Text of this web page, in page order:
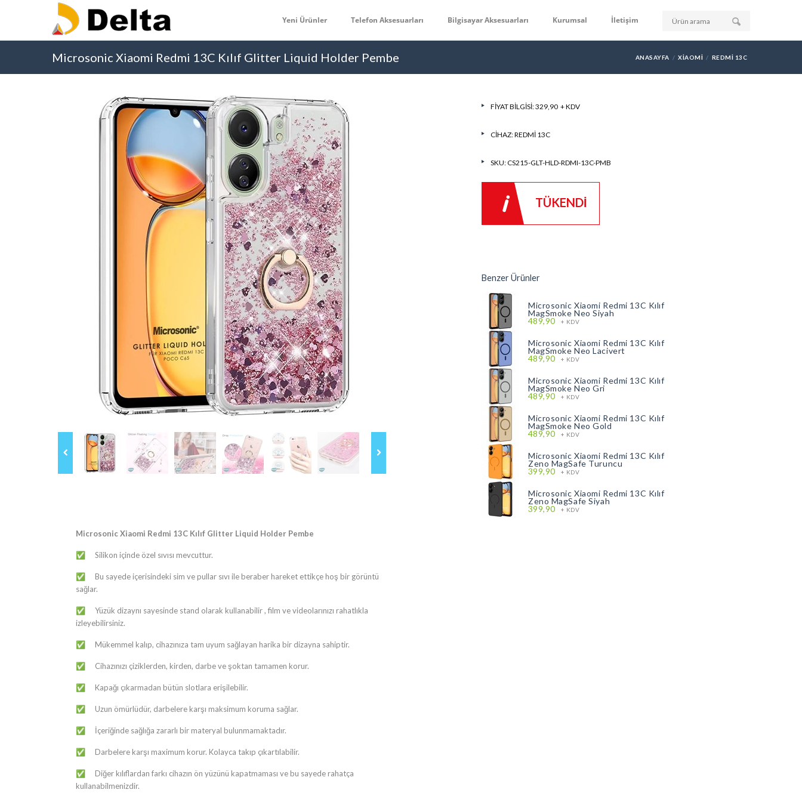
Yeni Ürünler Telefon Aksesuarları Bilgisayar Aksesuarları Kurumsal İletişim
Microsonic Xiaomi Redmi 13C Kılıf Glitter Liquid Holder Pembe ANASAYFA XIAOMI REDMI 13C
Microsonic Xiaomi Redmi 13C Kılıf Glitter Liquid Holder Pembe
✅ Silikon içinde özel sıvısı mevcuttur.
✅ Bu sayede içerisindeki sim ve pullar sıvı ile beraber hareket ettikçe hoş bir görüntü
sağlar.
✅ Yüzük dizaynı sayesinde stand olarak kullanabilir , film ve videolarınızı rahatlıkla
izleyebilirsiniz.
✅ Mükemmel kalıp, cihazınıza tam uyum sağlayan harika bir dizayna sahiptir.
✅ Cihazınızı çiziklerden, kirden, darbe ve şoktan tamamen korur.
✅ Kapağı çıkarmadan bütün slotlara erişilebilir.
✅ Uzun ömürlüdür, darbelere karşı maksimum koruma sağlar.
✅ İçeriğinde sağlığa zararlı bir materyal bulunmamaktadır.
✅ Darbelere karşı maximum korur. Kolayca takıp çıkartılabilir.
✅ Diğer kılıflardan farkı cihazın ön yüzünü kapatmaması ve bu sayede rahatça
kullanabilmenizdir.
FIYAT BILGISI: 329,90 + KDV
CIHAZ:REDMI 13C
SKU: CS215-GLT-HLD-RDMI-13C-PMB
TÜKENDİ
Benzer Ürünler
Microsonic Xiaomi Redmi 13C Kılıf
MagSmoke Neo Siyah
489,90 + KDV
Microsonic Xiaomi Redmi 13C Kılıf
MagSmoke Neo Lacivert
489,90 + KDV
Microsonic Xiaomi Redmi 13C Kılıf
MagSmoke Neo Gri
489,90 + KDV
Microsonic Xiaomi Redmi 13C Kılıf
MagSmoke Neo Gold
489,90 + KDV
Microsonic Xiaomi Redmi 13C Kılıf
Zeno MagSafe Turuncu
399,90 + KDV
Microsonic Xiaomi Redmi 13C Kılıf
Zeno MagSafe Siyah
399,90 + KDV